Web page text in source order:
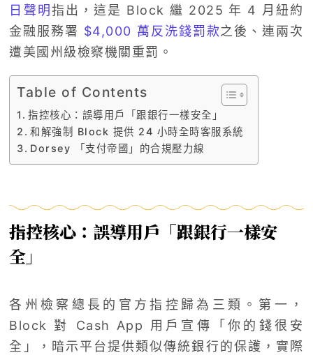
日聲明指出，這是 Block 繼 2025 年 4 月紐約
金融服務署 $4,000 萬反洗錢罰款之後、連兩次
遭美國州級檢察機關重罰。
Table of Contents
指控核心：誤導用戶「跟銀行一樣安全」
和解強制 Block 提供 24 小時全時客服系統
Dorsey 「支付帝國」的合規壓力線
指控核心：誤導用戶「跟銀行一樣安
全」
各州檢察總長的官方指控歸為三類。第一，
Block 對 Cash App 用戶宣傳「你的錢很安
全」，暗示平台提供類似傳統銀行的保護，實際